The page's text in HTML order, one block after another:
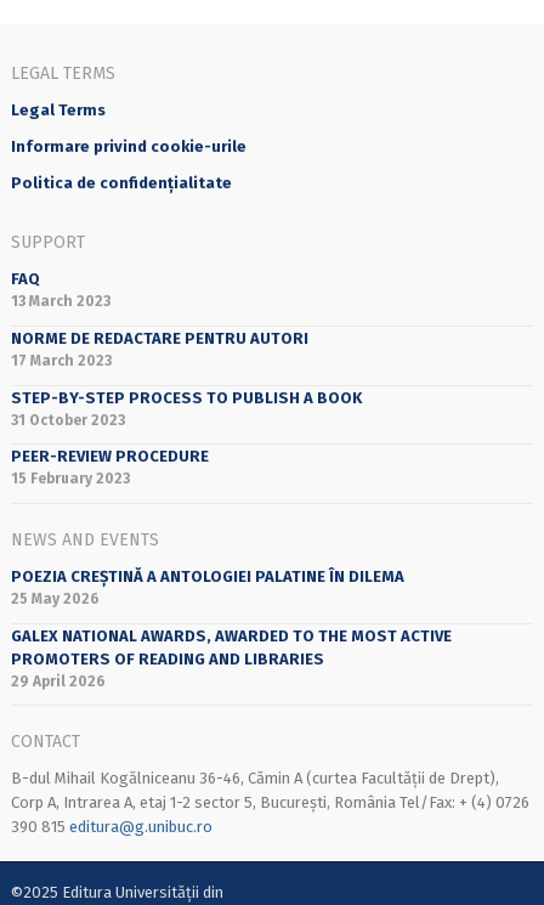
LEGAL TERMS
Legal Terms
Informare privind cookie-urile
Politica de confidențialitate
SUPPORT
FAQ
13 March 2023
NORME DE REDACTARE PENTRU AUTORI
17 March 2023
STEP-BY-STEP PROCESS TO PUBLISH A BOOK
31 October 2023
PEER-REVIEW PROCEDURE
15 February 2023
NEWS AND EVENTS
POEZIA CREȘTINĂ A ANTOLOGIEI PALATINE ÎN DILEMA
25 May 2026
GALEX NATIONAL AWARDS, AWARDED TO THE MOST ACTIVE
PROMOTERS OF READING AND LIBRARIES
29 April 2026
CONTACT
B-dul Mihail Kogălniceanu 36-46, Cămin A (curtea Facultății de Drept),
Corp A, Intrarea A, etaj 1-2 sector 5, București, România Tel/Fax: + (4) 0726
390 815 editura@g.unibuc.ro
©2025 Editura Universității din